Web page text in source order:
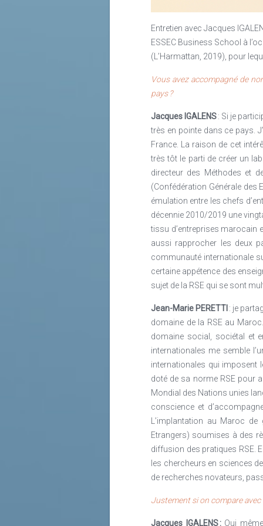
Lire la suite
délectent de responsabilité
Lire la suite
RSE et d’«Invivo Foundation» (le
Lire la suite
Entretien avec Jacques
ESSEC Business School à
(L’Harmattan, 2019), pour
Vous avez accompagné de
pays ?
Jacques IGALENS: Si je
très en pointe dans ce pays.
France. La raison de cet
très tôt le parti de créer un
directeur des Méthodes et
(Confédération Générale des
émulation entre les chefs
décennie 2010/2019 une
tissu d’entreprises marocain
aussi rapprocher les deux
communauté internationale
certaine appétence des
sujet de la RSE qui se sont
Jean-Marie PERETTI : je
domaine de la RSE au Maroc.
domaine social, sociétal et
internationales me semble
internationales qui imposent
doté de sa norme RSE pour
Mondial des Nations unies
conscience et
L’implantation au Maroc de
Etrangers) soumises à des
diffusion des pratiques RSE.
les chercheurs en sciences
de recherches novateurs,
Justement si on compare avec
Jacques IGALENS : Oui